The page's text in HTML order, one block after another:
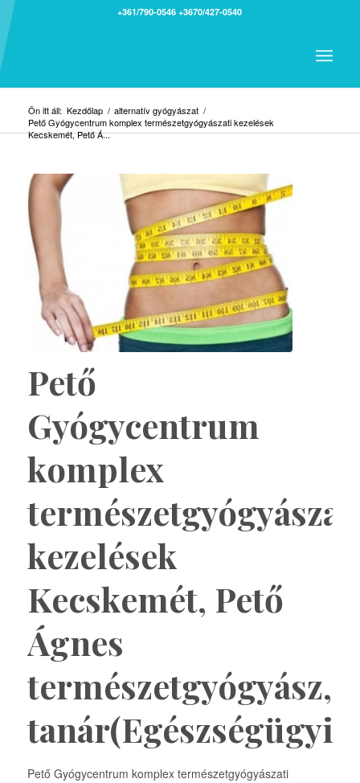
+361/790-0546 +3670/427-0540
Ön itt áll: Kezdőlap / alternatív gyógyászat /
Pető Gyógycentrum komplex természetgyógyászati kezelések
Kecskemét, Pető Á...
Pető
Gyógycentrum
komplex
kezelések
Kecskemét, Pető
Ágnes
természetgyógyász,
Pető Gyógycentrum komplex természetgyógyászati